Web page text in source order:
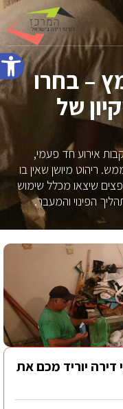
פתח
– בחרו
של
אירוע חד פעמי,
ריהוט מיושן שאין בו
שיצאו מכלל שימוש
הפינוי והמעבר.
דירה יוריד מכם את